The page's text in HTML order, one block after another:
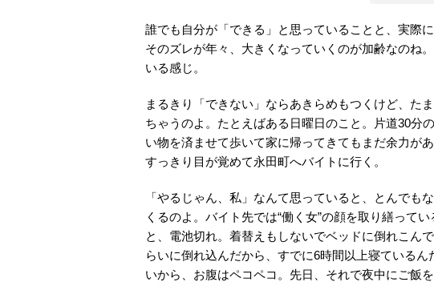
誰でも自分が「できる」と思っていることと、実際
そのズレが年々、大きくなっていくのが加齢なのね
いる感じ。
まるきり「できない」ならあきらめもつくけど、た
ちゃうのよ。たとえばある日曜日のこと。片道30分
い物を済ませて歩いて家に帰ってきてもまだ余力が
すっきり目が覚めて永田町へバイトに行く。
「やるじゃん、私」なんて思っていると、とんでも
くるのよ。バイト先では“働く女”の顔を取り繕って
と、電池切れ。着替えもしないでベッドに倒れこん
らいに倒れ込んだから、すでに6時間以上寝ている
いから、お腹はペコペコ。先日、それで夜中にご飯を